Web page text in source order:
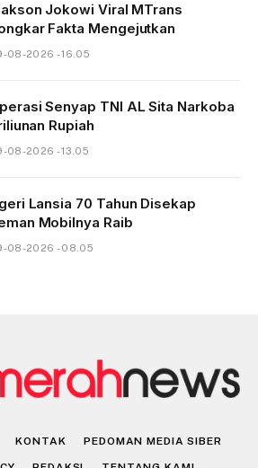
Jokowi Viral MTrans
Fakta Mengejutkan
08-2026 - 16.05
Senyap TNI AL Sita Narkoba
Rupiah
08-2026 - 13.05
Lansia 70 Tahun Disekap
Mobilnya Raib
08-2026 - 08.05
KONTAK PEDOMAN MEDIA SIBER